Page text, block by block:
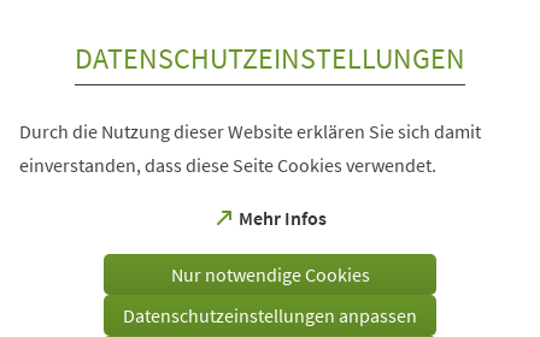
DATENSCHUTZEINSTELLUNGEN
Durch die Nutzung dieser Website erklären Sie sich damit
einverstanden, dass diese Seite Cookies verwendet.
Mehr Infos
(Öffnet
einem
Tab)
Nur notwendige Cookies
Datenschutzeinstellungen anpassen